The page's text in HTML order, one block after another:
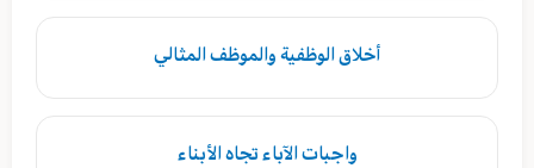
أخلاق الوظفية والموظف المثالي
واجبات الآباء تجاه الأبناء